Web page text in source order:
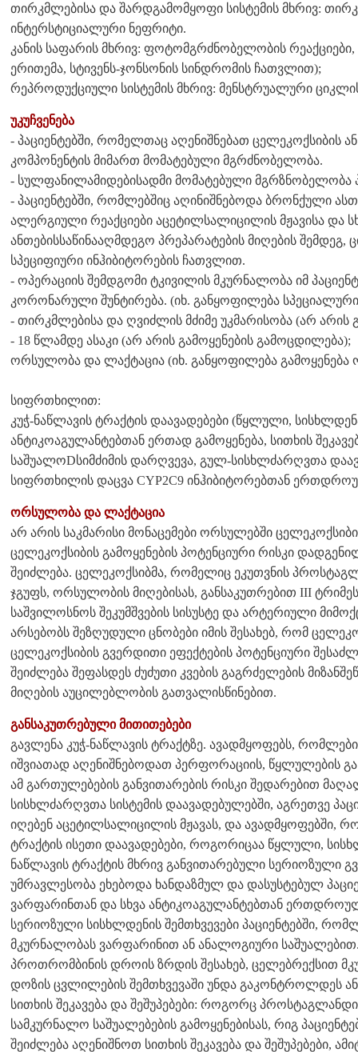
თირკმლებისა და შარდგამომყოფი სისტემის მხრივ:
ინტერსტიციალური ნეფრიტი.
კანის საფარის მხრივ: ფოტომგრძნობელობის
ერითემა, სტივენს-ჯონსონის სინდრომის ჩათვლით);
რეპროდუქციული სისტემის მხრივ: მენსტრუალური
უკუჩვენება
- პაციენტებში, რომელთაც აღენიშნებათ ცელეკოქსიბის ან
კომპონენტის მიმართ მომატებული მგრძნობელობა.
- სულფანილამიდებისადმი მომატებული მგრზნობელობა
- პაციენტებში, რომლებშიც აღინიშნებოდა ბრონქული
ალერგიული რეაქციები აცეტილსალიცილის მჟავისა და
ანთებისსაწინააღმდეგო პრეპარატების მიღების შემდეგ,
სპეციფიური ინჰიბიტორების ჩათვლით.
- ოპერაციის შემდგომი ტკივილის მკურნალობა იმ
კორონარული შუნტირება. (იხ. განყოფილება
- თირკმლებისა და ღვიძლის მძიმე უკმარისობა (არ არის
- 18 წლამდე ასაკი (არ არის გამოყენების გამოცდილება);
ორსულობა და ლაქტაცია (იხ. განყოფილება
სიფრთხილით:
კუჭ-ნაწლავის ტრაქტის დაავადებები (წყლული,
ანტიკოაგულანტებთან ერთად გამოყენება, სითხის
საშუალოDსიმძიმის დარღვევა, გულ-სისხლძარღვთა
სიფრთხილის დაცვა CYP2C9 ინჰიბიტორებთან
ორსულობა და ლაქტაცია
არ არის საკმარისი მონაცემები ორსულებში
ცელეკოქსიბის გამოყენების პოტენციური რისკი
შეიძლება. ცელეკოქსიბმა, რომელიც ეკუთვნის
ჯგუფს, ორსულობის მიღებისას, განსაკუთრებით III
საშვილოსნოს შეკუმშვების სისუსტე და არტერიული
არსებობს შეზღუდული ცნობები იმის შესახებ, რომ
ცელეკოქსიბის გვერდითი ეფექტების პოტენციური
შეიძლება შეფასდეს ძუძუთი კვების გაგრძელების
მიღების აუცილებლობის გათვალისწინებით.
განსაკუთრებული მითითებები
გავლენა კუჭ-ნაწლავის ტრაქტზე. ავადმყოფებს,
იშვიათად აღენიშნებოდათ პერფორაციის, წყლულების
ამ გართულებების განვითარების რისკი შედარებით
სისხლძარღვთა სისტემის დაავადებულებში, აგრეთვე
იღებენ აცეტილსალიცილის მჟავას, და ავადმყოფებში,
ტრაქტის ისეთი დაავადებები, როგორიცაა წყლული,
ნაწლავის ტრაქტის მხრივ განვითარებული სერიოზული
უმრავლესობა ეხებოდა ხანდაზმულ და დასუსტებულ
ვარფარინთან და სხვა ანტიკოაგულანტებთან
სერიოზული სისხლდენის შემთხვევები პაციენტებში,
მკურნალობას ვარფარინით ან ანალოგიური
პროთრომბინის დროის ზრდის შესახებ, ცელებრექსით
დოზის ცვლილების შემთხვევაში უნდა გაკონტროლდეს
სითხის შეკავება და შეშუპებები: როგორც
სამკურნალო საშუალებების გამოყენებისას, რიგ
შეიძლება აღენიშნოთ სითხის შეკავება და შეშუპებები,